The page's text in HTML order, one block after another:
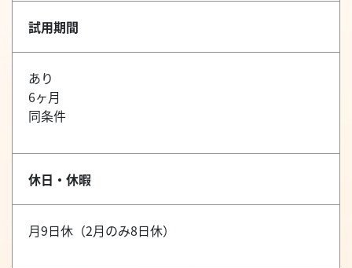
試用期間
あり
6ヶ月
同条件
休日・休暇
月9日休（2月のみ8日休）